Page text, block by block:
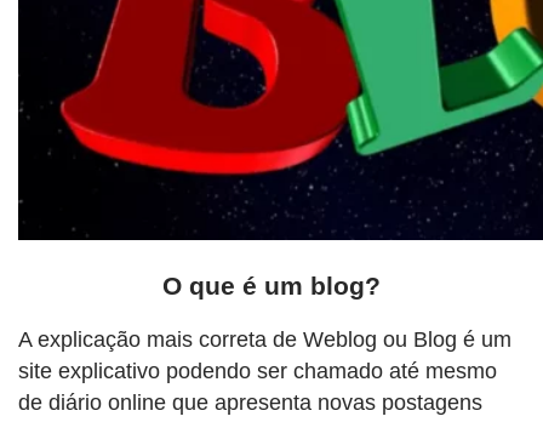
O que é um blog?
A explicação mais correta de Weblog ou Blog é um
site explicativo podendo ser chamado até mesmo
de diário online que apresenta novas postagens